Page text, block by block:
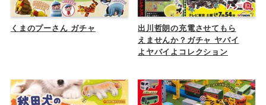
くまのプーさん ガチャ
出川哲朗の充電させてもら
えませんか？ガチャ ヤバイ
よヤバイよコレクション